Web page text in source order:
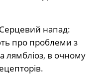
Серцевий напад:
про проблеми з
лямбліоз, в очному